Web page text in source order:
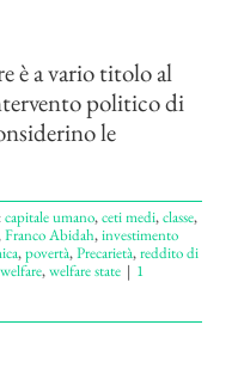
è a vario titolo al
politico di
le
capitale umano,ceti medi,classe,
Franco Abidah,investimento
,povertà,Precarietà,reddito di
welfare,welfare state | 1